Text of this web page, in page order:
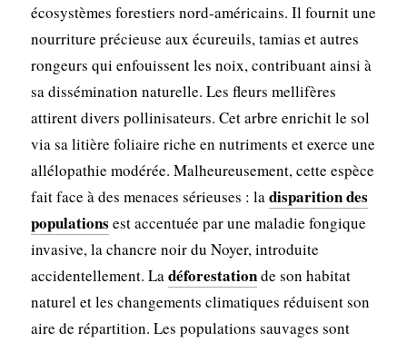
écosystèmes forestiers nord-américains. Il fournit une
nourriture précieuse aux écureuils, tamias et autres
rongeurs qui enfouissent les noix, contribuant ainsi à
sa dissémination naturelle. Les fleurs mellifères
attirent divers pollinisateurs. Cet arbre enrichit le sol
via sa litière foliaire riche en nutriments et exerce une
allélopathie modérée. Malheureusement, cette espèce
fait face à des menaces sérieuses : ladisparition des
populations est accentuée par une maladie fongique
invasive, la chancre noir du Noyer, introduite
accidentellement. Ladéforestationde son habitat
naturel et les changements climatiques réduisent son
aire de répartition. Les populations sauvages sont